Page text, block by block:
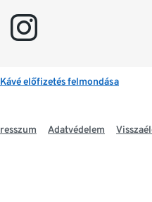
instagram
Kávé előfizetés felmondása
Adatvédelem